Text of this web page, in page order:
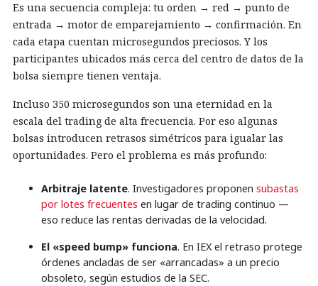
Es una secuencia compleja: tu orden → red → punto de
entrada → motor de emparejamiento → confirmación. En
cada etapa cuentan microsegundos preciosos. Y los
participantes ubicados más cerca del centro de datos de la
bolsa siempre tienen ventaja.
Incluso 350 microsegundos son una eternidad en la
escala del trading de alta frecuencia. Por eso algunas
bolsas introducen retrasos simétricos para igualar las
oportunidades. Pero el problema es más profundo:
Arbitraje latente. Investigadores proponen subastas
por lotes frecuentes en lugar de trading continuo —
eso reduce las rentas derivadas de la velocidad.
El «speed bump» funciona. En IEX el retraso protege
órdenes ancladas de ser «arrancadas» a un precio
obsoleto, según estudios de la SEC.